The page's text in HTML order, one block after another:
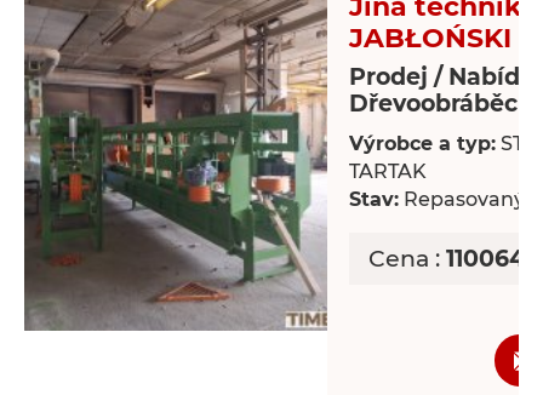
Jiná technika
JABŁOŃSKI
Prodej /
Dřevoobráběcí
Výrobce a typ:
TARTAK
Stav: Repasovaný
Cena :